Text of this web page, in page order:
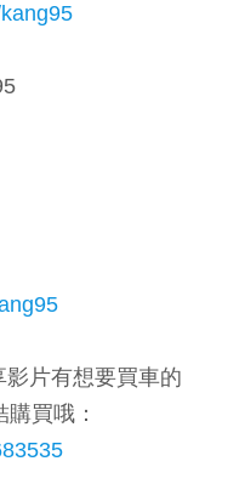
片有想要買車的
買哦：